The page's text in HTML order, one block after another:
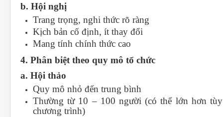
b. Hội nghị
Trang trọng, nghi thức rõ ràng
Kịch bản cố định, ít thay đổi
Mang tính chính thức cao
4. Phân biệt theo quy mô tổ chức
a. Hội thảo
Quy mô nhỏ đến trung bình
Thường từ 10 – 100 người (có thể lớn hơn tùy
chương trình)